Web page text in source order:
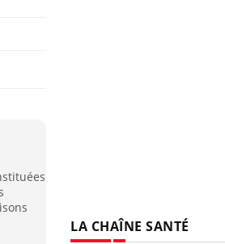
LA CHAÎNE SANTÉ